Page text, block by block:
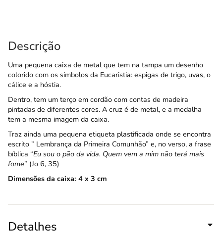
Descrição
Uma pequena caixa de metal que tem na tampa um desenho
colorido com os símbolos da Eucaristia: espigas de trigo, uvas, o
cálice e a hóstia.
Dentro, tem um terço em cordão com contas de madeira
pintadas de diferentes cores. A cruz é de metal, e a medalha
tem a mesma imagem da caixa.
Traz ainda uma pequena etiqueta plastificada onde se encontra
escrito ” Lembrança da Primeira Comunhão” e, no verso, a frase
bíblica “Eu sou o pão da vida. Quem vem a mim não terá mais
fome” (Jo 6, 35)
Dimensões da caixa: 4 x 3 cm
Detalhes